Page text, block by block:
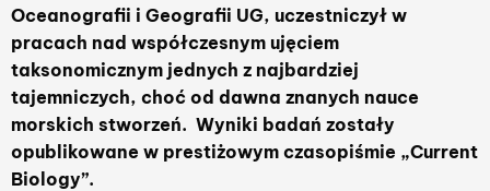
Oceanografii i Geografii UG, uczestniczył w
pracach nad współczesnym ujęciem
taksonomicznym jednych z najbardziej
tajemniczych, choć od dawna znanych nauce
morskich stworzeń. Wyniki badań zostały
opublikowane w prestiżowym czasopiśmie „Current
Biology”.